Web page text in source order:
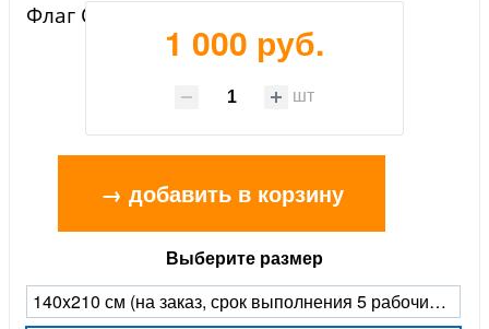
Флаг Северного флота России
1 000 руб.
шт
→ добавить в корзину
Выберите размер
140x210 см (на заказ, срок выполнения 5 рабочих дней)